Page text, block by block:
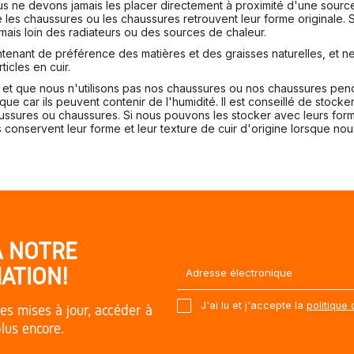
ne devons jamais les placer directement à proximité d'une
chaussures ou les chaussures retrouvent leur forme
loin des radiateurs ou des sources de chaleur.
de préférence des matières et des graisses naturelles, et
en cuir.
que nous n'utilisons pas nos chaussures ou nos chaussures
car ils peuvent contenir de l'humidité. Il est conseillé de
ou chaussures. Si nous pouvons les stocker avec leurs
leur forme et leur texture de cuir d'origine lorsque
NOTRE
mises à jour, accéder à
encore.
J'ai lu et j'accepte la politique